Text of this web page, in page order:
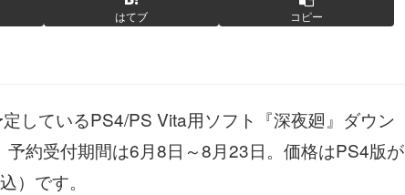
はてブ コピー
しているPS4/PS Vita用ソフト『深夜廻』ダウン
約受付期間は6月8日～8月23日。価格はPS4版が
）です。